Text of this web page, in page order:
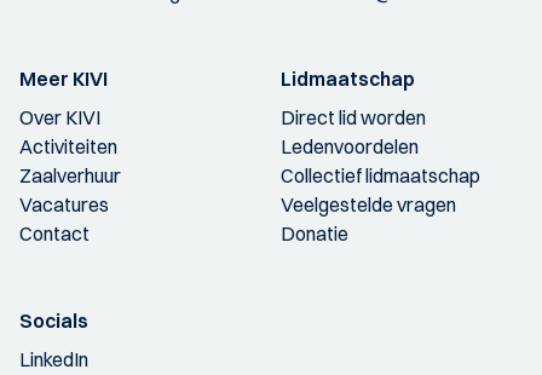
Meer KIVI
Over KIVI
Activiteiten
Zaalverhuur
Vacatures
Contact
Lidmaatschap
Direct lid worden
Ledenvoordelen
Collectief lidmaatschap
Veelgestelde vragen
Donatie
Socials
LinkedIn